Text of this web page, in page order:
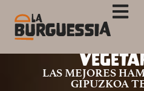
LAS MEJORES
GIPUZKOA